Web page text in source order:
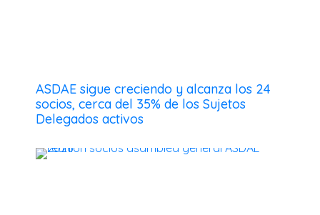
ASDAE sigue creciendo y alcanza los 24
socios, cerca del 35% de los Sujetos
Delegados activos